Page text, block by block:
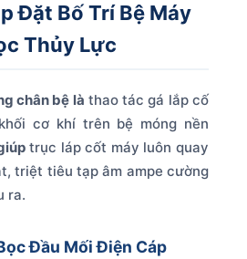
Đặt Bố Trí Bệ Máy
Thủy Lực
chân bệ là thao tác gá lắp cố
cơ khí trên bệ móng nền
trục láp cốt máy luôn quay
triệt tiêu tạp âm ampe cường
ra.
Đầu Mối Điện Cáp